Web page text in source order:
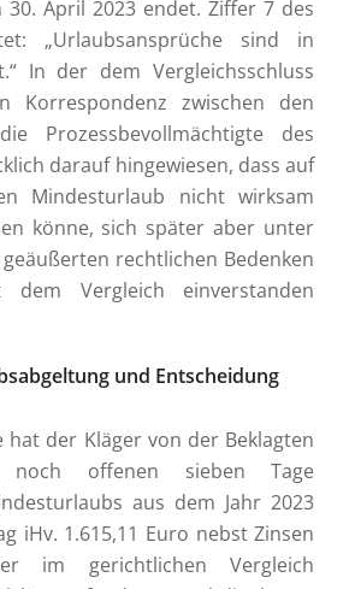
30. April 2023 endet. Ziffer 7 des
„Urlaubsansprüche sind in
In der dem Vergleichsschluss
Korrespondenz zwischen den
Prozessbevollmächtigte des
darauf hingewiesen, dass auf
Mindesturlaub nicht wirksam
könne, sich später aber unter
rechtlichen Bedenken
dem Vergleich einverstanden
und Entscheidung
hat der Kläger von der Beklagten
noch offenen sieben Tage
aus dem Jahr 2023
iHv. 1.615,11 Euro nebst Zinsen
im gerichtlichen Vergleich